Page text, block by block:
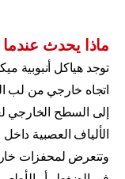
ماذا يحدث
توجد هياكل أنبوبية
اتجاه خارجي من لب
إلى السطح الخارجي
الألياف العصبية
وتتعرض لمحفزات